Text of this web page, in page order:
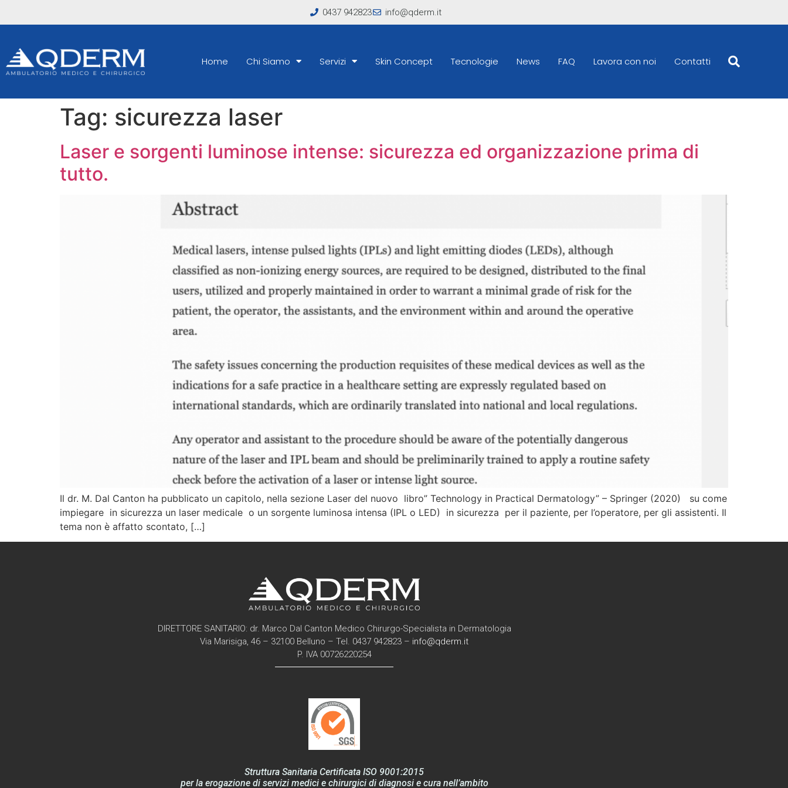
0437 942823 info@qderm.it
Home Chi Siamo Servizi Skin Concept Tecnologie News FAQ Lavora con noi Contatti
Tag: sicurezza laser
Laser e sorgenti luminose intense: sicurezza ed organizzazione prima di
tutto.
Il dr. M. Dal Canton ha pubblicato un capitolo, nella sezione Laser del nuovo libro” Technology in Practical Dermatology” – Springer (2020) su come
impiegare in sicurezza un laser medicale o un sorgente luminosa intensa (IPL o LED) in sicurezza per il paziente, per l’operatore, per gli assistenti. Il
tema non è affatto scontato, […]
DIRETTORE SANITARIO: dr. Marco Dal Canton Medico Chirurgo-Specialista in Dermatologia
Via Marisiga, 46 – 32100 Belluno – Tel. 0437 942823 – info@qderm.it
P. IVA 00726220254
Struttura Sanitaria Certificata ISO 9001:2015
per la erogazione di servizi medici e chirurgici di diagnosi e cura nell’ambito